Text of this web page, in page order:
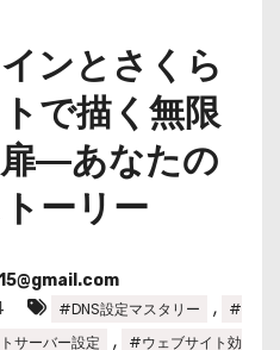
ンとさくら
で描く無限
―あなたの
ーリー
#DNS設定マスタリー ,
#
サーバー設定
,
#ウェブサイト効